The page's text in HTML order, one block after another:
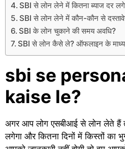
SBI से लोन लेने में कितना ब्याज दर
SBI से लोन लेने में कौन-कौन से
SBI के लोन चुकाने की समय अवधि?
SBI से लोन कैसे ले? ऑफलाइन के
sbi se
kaise le?
अगर आप लोग एसबीआई से लोन लेते हैं
लगेगा और कितना दिनों में किस्तों का